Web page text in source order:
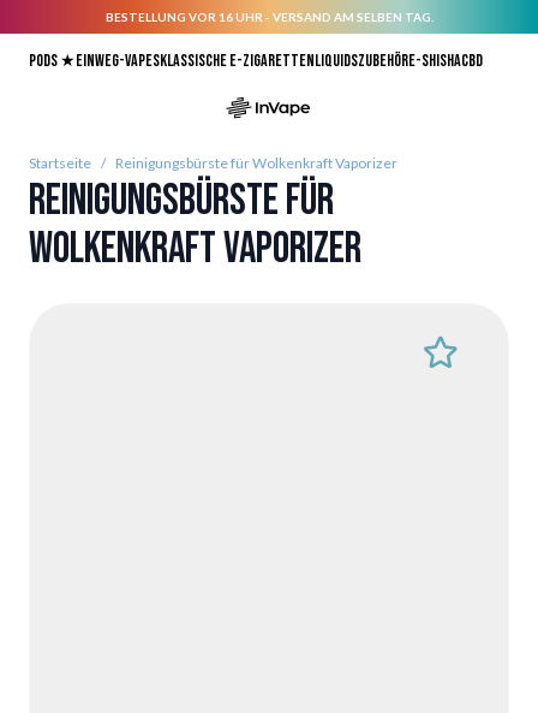
BESTELLUNG VOR 16 UHR - VERSAND AM SELBEN TAG.
Pods ★Einweg-VapesKlassische E-ZigarettenLiquidsZubehörE-ShishaCBD
Startseite / Reinigungsbürste für Wolkenkraft Vaporizer
Reinigungsbürste für
Wolkenkraft Vaporizer